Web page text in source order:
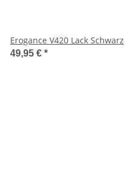
Erogance V420 Lack Schwarz
49,95 € *